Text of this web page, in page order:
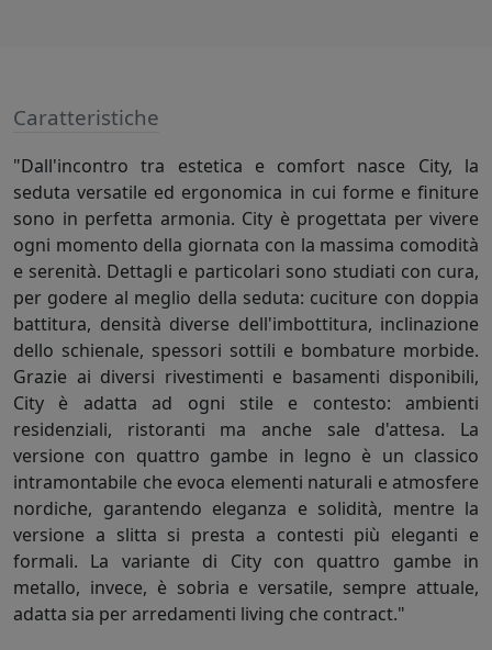
Caratteristiche
"Dall'incontro tra estetica e comfort nasce City, la
seduta versatile ed ergonomica in cui forme e finiture
sono in perfetta armonia. City è progettata per vivere
ogni momento della giornata con la massima comodità
e serenità. Dettagli e particolari sono studiati con cura,
per godere al meglio della seduta: cuciture con doppia
battitura, densità diverse dell'imbottitura, inclinazione
dello schienale, spessori sottili e bombature morbide.
Grazie ai diversi rivestimenti e basamenti disponibili,
City è adatta ad ogni stile e contesto: ambienti
residenziali, ristoranti ma anche sale d'attesa. La
versione con quattro gambe in legno è un classico
intramontabile che evoca elementi naturali e atmosfere
nordiche, garantendo eleganza e solidità, mentre la
versione a slitta si presta a contesti più eleganti e
formali. La variante di City con quattro gambe in
metallo, invece, è sobria e versatile, sempre attuale,
adatta sia per arredamenti living che contract."